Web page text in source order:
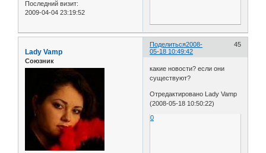
Последний визит:
2009-04-04 23:19:52
Поделиться 45
2008-
05-18 10:49:42
Lady Vamp
Союзник
какие новости? если они
существуют?
Отредактировано Lady Vamp
(2008-05-18 10:50:22)
0